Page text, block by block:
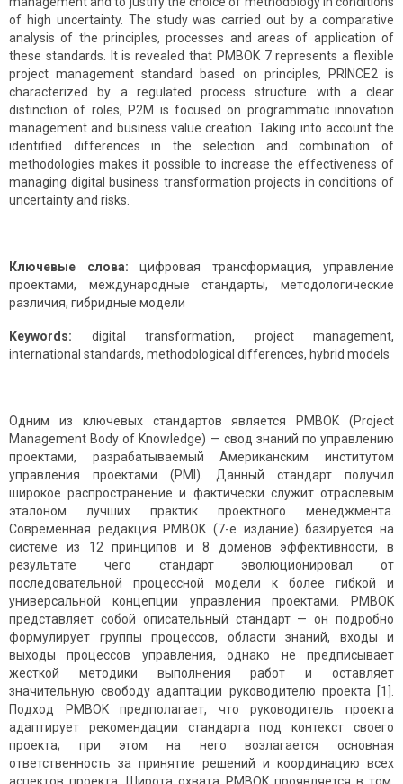
of high uncertainty. The study was carried out by a comparative
analysis of the principles, processes and areas of application of
these standards. It is revealed that PMBOK 7 represents a flexible
project management standard based on principles, PRINCE2 is
characterized by a regulated process structure with a clear
distinction of roles, P2M is focused on programmatic innovation
management and business value creation. Taking into account the
identified differences in the selection and combination of
methodologies makes it possible to increase the effectiveness of
managing digital business transformation projects in conditions of
uncertainty and risks.
Ключевые слова: цифровая трансформация, управление
проектами, международные стандарты, методологические
различия, гибридные модели
Keywords: digital transformation, project management,
international standards, methodological differences, hybrid models
Одним из ключевых стандартов является PMBOK (Project
Management Body of Knowledge) — свод знаний по управлению
проектами, разрабатываемый Американским институтом
управления проектами (PMI). Данный стандарт получил
широкое распространение и фактически служит отраслевым
эталоном лучших практик проектного менеджмента.
Современная редакция PMBOK (7-е издание) базируется на
системе из 12 принципов и 8 доменов эффективности, в
результате чего стандарт эволюционировал от
последовательной процессной модели к более гибкой и
универсальной концепции управления проектами. PMBOK
представляет собой описательный стандарт — он подробно
формулирует группы процессов, области знаний, входы и
выходы процессов управления, однако не предписывает
жесткой методики выполнения работ и оставляет
значительную свободу адаптации руководителю проекта [1].
Подход PMBOK предполагает, что руководитель проекта
адаптирует рекомендации стандарта под контекст своего
проекта; при этом на него возлагается основная
ответственность за принятие решений и координацию всех